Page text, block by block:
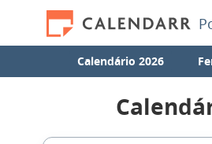
Calendário 2026